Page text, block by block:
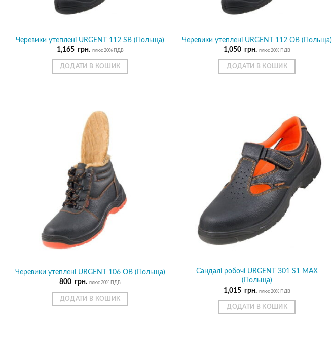
Черевики утеплені URGENT 112 SB (Польща)
1,165 грн. плюс 20% ПДВ
ДОДАТИ В КОШИК
Черевики утеплені URGENT 112 OB (Польща)
1,050 грн. плюс 20% ПДВ
ДОДАТИ В КОШИК
Черевики утеплені URGENT 106 ОВ (Польща)
800 грн. плюс 20% ПДВ
ДОДАТИ В КОШИК
Сандалі робочі URGENT 301 S1 MAX
(Польща)
1,015 грн. плюс 20% ПДВ
ДОДАТИ В КОШИК